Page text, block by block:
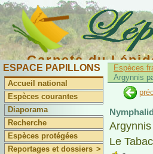
Carnets du
ESPACE PAPILLONS
Accueil national
Espèces courantes
Diaporama
Recherche
Espèces protégées
Reportages et dossiers >
Espèces
Argynnis
Le